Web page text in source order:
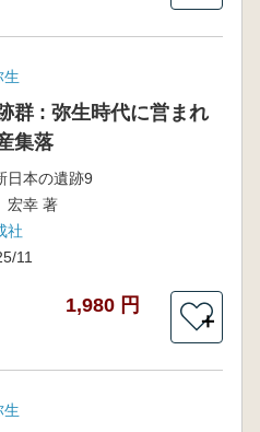
生
群 : 弥生時代に営まれ
集落
日本の遺跡9
幸 著
社
11
1,980 円
＋
生